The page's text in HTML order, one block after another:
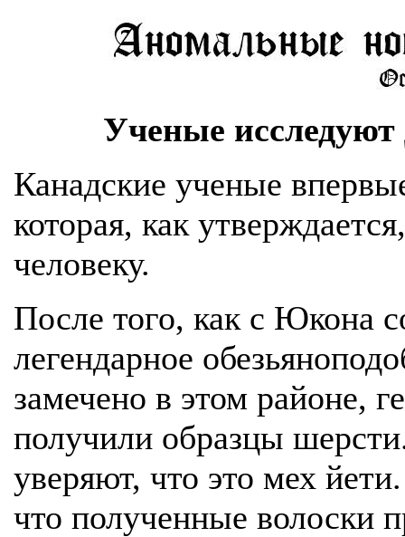
Ученые
Канадские ученые
которая, как
человеку.
После того, как с Юкона
легендарное
замечено в этом районе,
получили образцы
уверяют, что это мех
что полученные волоски